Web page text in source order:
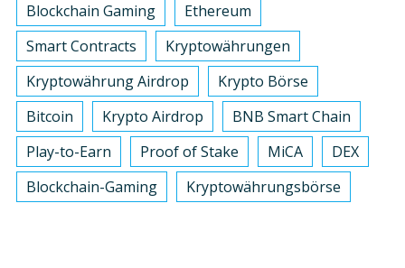
Blockchain Gaming
Ethereum
Smart Contracts
Kryptowährungen
Kryptowährung Airdrop
Krypto Börse
Bitcoin
Krypto Airdrop
BNB Smart Chain
Play-to-Earn
Proof of Stake MiCA
DEX
Blockchain-Gaming
Kryptowährungsbörse